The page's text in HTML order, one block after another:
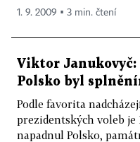
1. 9. 2009 ▪ 3 min. čtení
Viktor Janukovyč:
Polsko byl
Podle favorita
prezidentských voleb je
napadnul Polsko,